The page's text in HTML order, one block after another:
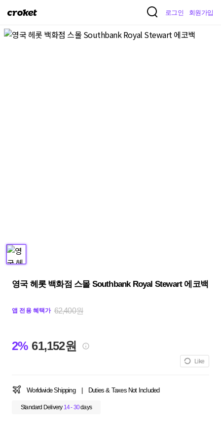
크
켓
로그인 회원가입
영국 헤롯 백화점 스몰 Southbank Royal Stewart 에코백
앱 전용 혜택가 62,400원
2% 61,152원
Like
Worldwide Shipping Duties & Taxes Not Included
Standard Delivery 14 - 30days